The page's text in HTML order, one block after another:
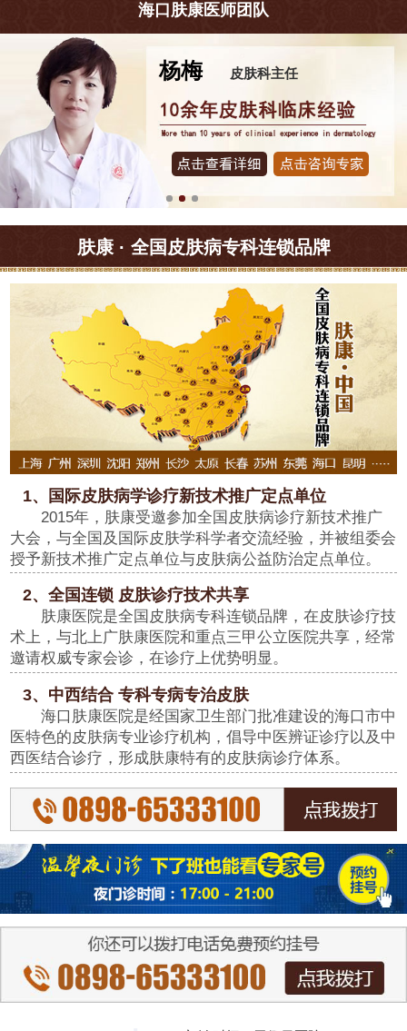
海口肤康医师团队
杨梅 皮肤科主任
肤康 · 全国皮肤病专科连锁品牌
1、国际皮肤病学诊疗新技术推广定点单位
2015年，肤康受邀参加全国皮肤病诊疗新技术推广
大会，与全国及国际皮肤学科学者交流经验，并被组委会
授予新技术推广定点单位与皮肤病公益防治定点单位。
2、全国连锁 皮肤诊疗技术共享
肤康医院是全国皮肤病专科连锁品牌，在皮肤诊疗技
术上，与北上广肤康医院和重点三甲公立医院共享，经常
邀请权威专家会诊，在诊疗上优势明显。
3、中西结合 专科专病专治皮肤
海口肤康医院是经国家卫生部门批准建设的海口市中
医特色的皮肤病专业诊疗机构，倡导中医辨证诊疗以及中
西医结合诊疗，形成肤康特有的皮肤病诊疗体系。